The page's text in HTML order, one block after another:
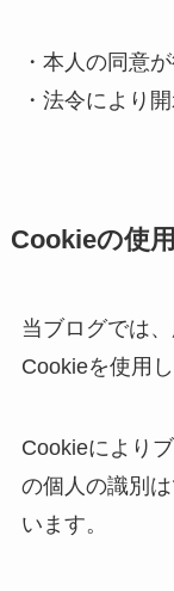
・本人の同意
・法令により
Cookieの使
当ブログでは
Cookieを使用
Cookieにより
の個人の識別
います。